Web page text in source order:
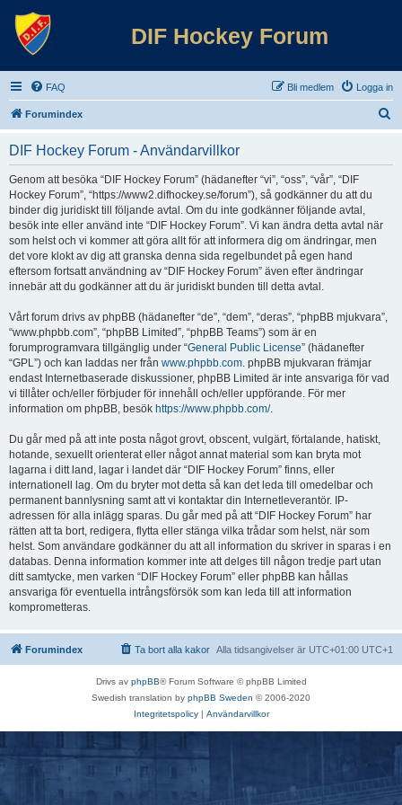
DIF Hockey Forum
FAQ Logga in
Bli medlem
Forumindex
DIF Hockey Forum - Användarvillkor
Genom att besöka “DIF Hockey Forum” (hädanefter “vi”, “oss”, “vår”, “DIF
Hockey Forum”, “https://www2.difhockey.se/forum”), så godkänner du att du
binder dig juridiskt till följande avtal. Om du inte godkänner följande avtal,
besök inte eller använd inte “DIF Hockey Forum”. Vi kan ändra detta avtal när
som helst och vi kommer att göra allt för att informera dig om ändringar, men
det vore klokt av dig att granska denna sida regelbundet på egen hand
eftersom fortsatt användning av “DIF Hockey Forum” även efter ändringar
innebär att du godkänner att du är juridiskt bunden till detta avtal.
Vårt forum drivs av phpBB (hädanefter “de”, “dem”, “deras”, “phpBB mjukvara”,
“www.phpbb.com”, “phpBB Limited”, “phpBB Teams”) som är en
forumprogramvara tillgänglig under “General Public License” (hädanefter
“GPL”) och kan laddas ner från www.phpbb.com. phpBB mjukvaran främjar
endast Internetbaserade diskussioner, phpBB Limited är inte ansvariga för vad
vi tillåter och/eller förbjuder för innehåll och/eller uppförande. För mer
information om phpBB, besök https://www.phpbb.com/.
Du går med på att inte posta något grovt, obscent, vulgärt, förtalande, hatiskt,
hotande, sexuellt orienterat eller något annat material som kan bryta mot
lagarna i ditt land, lagar i landet där “DIF Hockey Forum” finns, eller
internationell lag. Om du bryter mot detta så kan det leda till omedelbar och
permanent bannlysning samt att vi kontaktar din Internetleverantör. IP-
adressen för alla inlägg sparas. Du går med på att “DIF Hockey Forum” har
rätten att ta bort, redigera, flytta eller stänga vilka trådar som helst, när som
helst. Som användare godkänner du att all information du skriver in sparas i en
databas. Denna information kommer inte att delges till någon tredje part utan
ditt samtycke, men varken “DIF Hockey Forum” eller phpBB kan hållas
ansvariga för eventuella intrångsförsök som kan leda till att information
komprometteras.
Forumindex Alla tidsangivelser är UTC+01:00 UTC+1
Ta bort alla kakor
Drivs av phpBB® Forum Software © phpBB Limited
Swedish translation by phpBB Sweden © 2006-2020
Integritetspolicy| Användarvillkor